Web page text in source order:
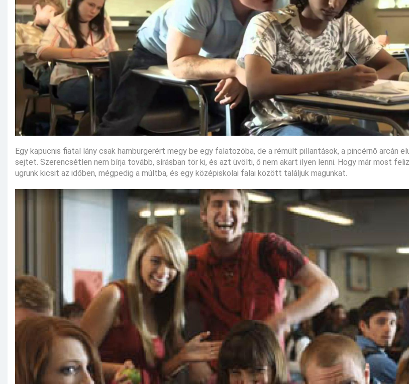
Egy kapucnis fiatal lány csak hamburgerért megy be egy falatozóba, de a rémült pillantások, a pincérnő arcán
sejtet. Szerencsétlen nem bírja tovább, sírásban tör ki, és azt üvölti, ő nem akart ilyen lenni. Hogy már most
ugrunk kicsit az időben, mégpedig a múltba, és egy középiskolai falai között találjuk magunkat.